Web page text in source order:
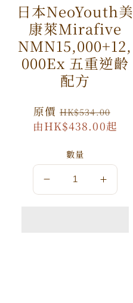
日本NeoYouth美
康萊Mirafive
NMN15,000+12,
000Ex 五重逆齡
配方
原
價
原價 HK$534.00
由HK$438.00起
數量